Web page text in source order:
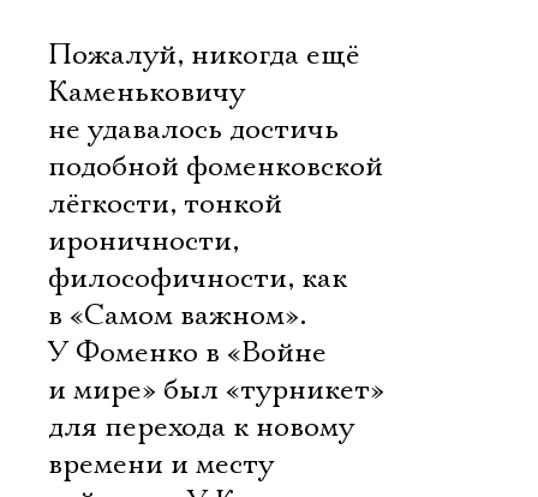
Пожалуй, никогда ещё
Каменьковичу
не удавалось достичь
подобной фоменковской
лёгкости, тонкой
ироничности,
философичности, как
в «Самом важном».
У Фоменко в «Войне
и мире» был «турникет»
для перехода к новому
времени и месту